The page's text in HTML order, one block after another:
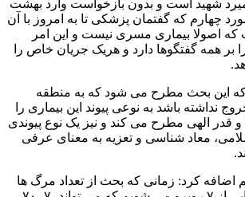
شهید است و بدون بازخواست وارد بهشت
چهارم که گفتمان پزشکی تا به امروز با آن
اصولا بیماری مسری نیست و این امر
بر همه گفتگوها دارد و هریک جریان خاص را
که این بحث مطرح می شود که به منطقه
نداشته باشد به نوعی پیوند این بیماری را
و قدر الهی مطرح می کند و نیز یک نوع پیوندی
معاد شناسی و تعزیه به معنای عرفی
اضافه کرد: زمانی که بحث از تعداد مرگ ها